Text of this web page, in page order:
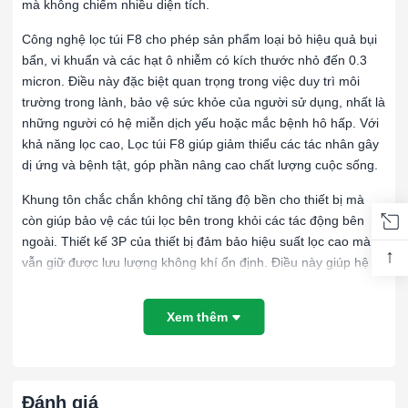
mà không chiếm nhiều diện tích.
Công nghệ lọc túi F8 cho phép sản phẩm loại bỏ hiệu quả bụi
bẩn, vi khuẩn và các hạt ô nhiễm có kích thước nhỏ đến 0.3
micron. Điều này đặc biệt quan trọng trong việc duy trì môi
trường trong lành, bảo vệ sức khỏe của người sử dụng, nhất là
những người có hệ miễn dịch yếu hoặc mắc bệnh hô hấp. Với
khả năng lọc cao, Lọc túi F8 giúp giảm thiểu các tác nhân gây
dị ứng và bệnh tật, góp phần nâng cao chất lượng cuộc sống.
Khung tôn chắc chắn không chỉ tăng độ bền cho thiết bị mà
còn giúp bảo vệ các túi lọc bên trong khỏi các tác động bên
ngoài. Thiết kế 3P của thiết bị đảm bảo hiệu suất lọc cao mà
vẫn giữ được lưu lượng không khí ổn định. Điều này giúp hệ
lực, từ đó tiết kiệm năng lượng và chi phí vận hành.
Bên cạnh đó, thiết bị còn có khả năng hoạt động êm ái, không
họp, bệnh viện và trường học. Sự yên tĩnh trong quá trình vận
Xem thêm
Đánh giá
↑